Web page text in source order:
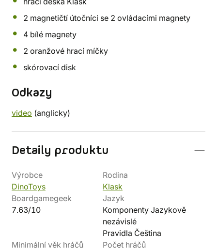
2 magnetičtí útočníci se 2 ovládacími magnety
4 bílé magnety
2 oranžové hrací míčky
skórovací disk
Odkazy
video (anglicky)
Detaily produktu
Výrobce
DinoToys
Rodina
Klask
Boardgamegeek
7.63/10
Jazyk
Komponenty Jazykově
nezávislé
Pravidla Čeština
Minimální věk hráčů
Počet hráčů